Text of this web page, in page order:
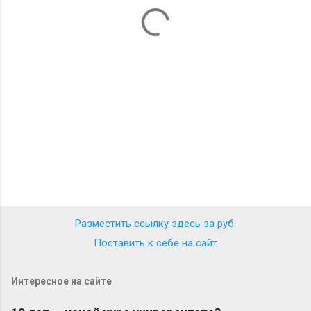
Разместить ссылку здесь за руб.
Поставить к себе на сайт
Интересное на сайте